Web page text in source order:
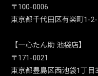
〒100-0006
東京都千代田区有楽町1-
【一心たん助 池袋店】
〒171-0021
東京都豊島区西池袋1丁目